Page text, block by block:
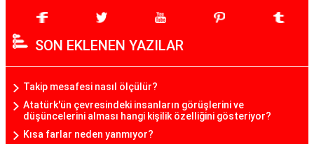
SON EKLENEN YAZILAR
Takip mesafesi nasıl ölçülür?
Atatürk'ün çevresindeki insanların görüşlerini ve
düşüncelerini alması hangi kişilik özelliğini gösteriyor?
Kısa farlar neden yanmıyor?